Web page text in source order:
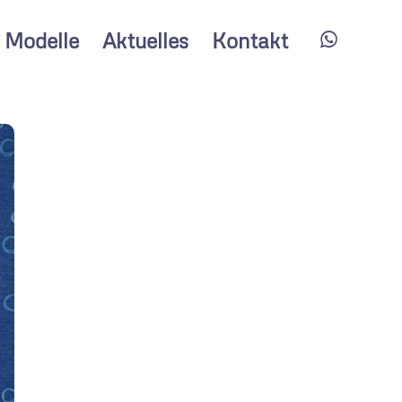
Modelle Aktuelles Kontakt